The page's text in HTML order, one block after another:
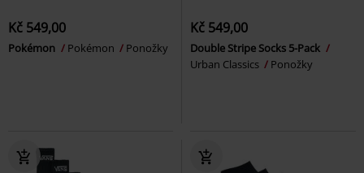
Kč 549,00
Pokémon Pokémon Ponožky
Kč 549,00
Double Stripe Socks 5-Pack
Urban Classics
Ponožky